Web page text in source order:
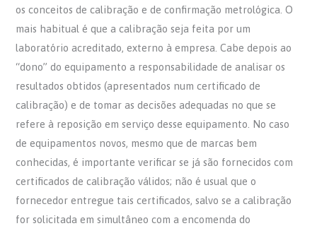
os conceitos de calibração e de confirmação metrológica. O
mais habitual é que a calibração seja feita por um
laboratório acreditado, externo à empresa. Cabe depois ao
“dono” do equipamento a responsabilidade de analisar os
resultados obtidos (apresentados num certificado de
calibração) e de tomar as decisões adequadas no que se
refere à reposição em serviço desse equipamento. No caso
de equipamentos novos, mesmo que de marcas bem
conhecidas, é importante verificar se já são fornecidos com
certificados de calibração válidos; não é usual que o
fornecedor entregue tais certificados, salvo se a calibração
for solicitada em simultâneo com a encomenda do